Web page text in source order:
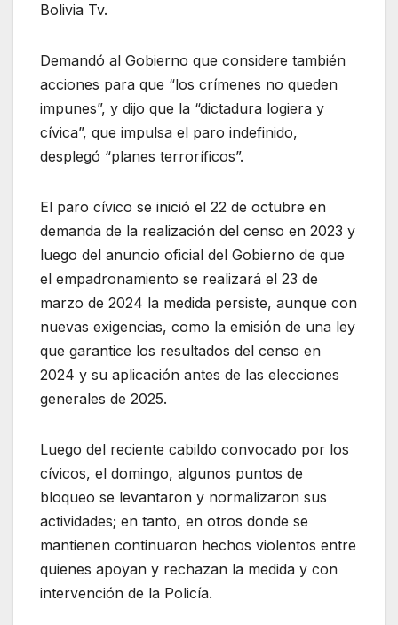
Bolivia Tv.
Demandó al Gobierno que considere también
acciones para que “los crímenes no queden
impunes”, y dijo que la “dictadura logiera y
cívica”, que impulsa el paro indefinido,
desplegó “planes terroríficos”.
El paro cívico se inició el 22 de octubre en
demanda de la realización del censo en 2023 y
luego del anuncio oficial del Gobierno de que
el empadronamiento se realizará el 23 de
marzo de 2024 la medida persiste, aunque con
nuevas exigencias, como la emisión de una ley
que garantice los resultados del censo en
2024 y su aplicación antes de las elecciones
generales de 2025.
Luego del reciente cabildo convocado por los
cívicos, el domingo, algunos puntos de
bloqueo se levantaron y normalizaron sus
actividades; en tanto, en otros donde se
mantienen continuaron hechos violentos entre
quienes apoyan y rechazan la medida y con
intervención de la Policía.